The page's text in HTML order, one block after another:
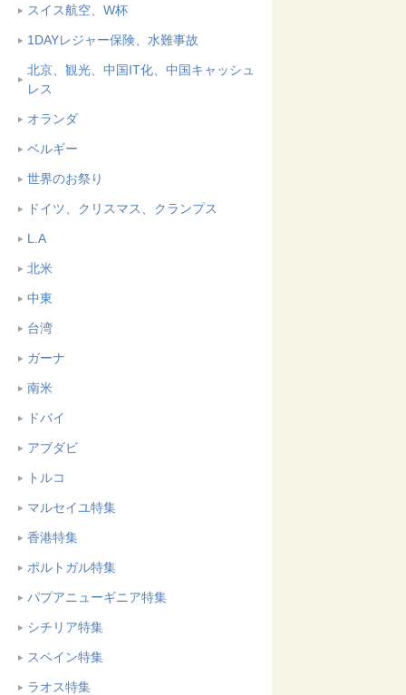
スイス航空、W杯
1DAYレジャー保険、水難事故
北京、観光、中国IT化、中国キャッシュ
レス
オランダ
ベルギー
世界のお祭り
ドイツ、クリスマス、クランプス
L.A
北米
中東
台湾
ガーナ
南米
ドバイ
アブダビ
トルコ
マルセイユ特集
香港特集
ポルトガル特集
パプアニューギニア特集
シチリア特集
スペイン特集
ラオス特集